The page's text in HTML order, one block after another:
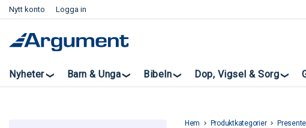
Nytt konto Logga in
Nyheter Barn & Unga Bibeln Dop, Vigsel & Sorg
Hem keyboard_arrow_right Produktkategorier keyboard_arrow_right